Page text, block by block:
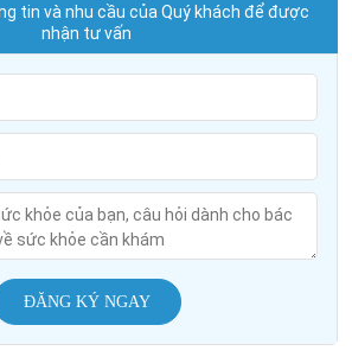
tin và nhu cầu của Quý khách để được
nhận tư vấn
ĐĂNG KÝ NGAY